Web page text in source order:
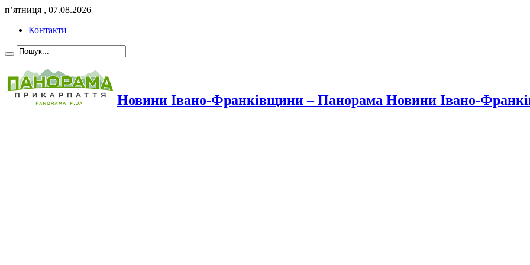
п’ятниця , 07.08.2026
Контакти
Новини Івано-Франківщини – Панорама Новини Івано-